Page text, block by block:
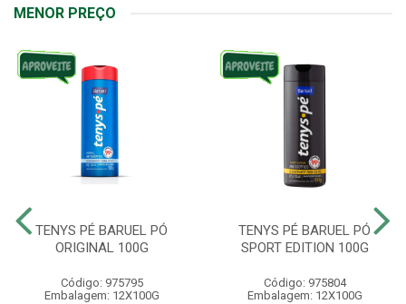
MENOR PREÇO
TENYS PÉ BARUEL PÓ
ORIGINAL 100G
Código: 975795
Embalagem: 12X100G
TENYS PÉ BARUEL PÓ
SPORT EDITION 100G
Código: 975804
Embalagem: 12X100G